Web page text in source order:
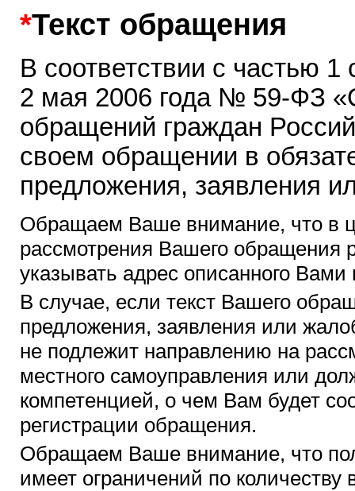
*Текст обращения
В соответствии с частью 1
2 мая 2006 года № 59-ФЗ
обращений граждан
своем обращении в
предложения, заявления
Обращаем Ваше внимание, что в
рассмотрения Вашего обращения
указывать адрес описанного
В случае, если текст Вашего
предложения, заявления или
не подлежит направлению на
местного самоуправления или
компетенцией, о чем Вам будет
регистрации обращения.
Обращаем Ваше внимание, что
имеет ограничений по количеству